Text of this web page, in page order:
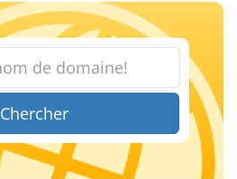
Chercher